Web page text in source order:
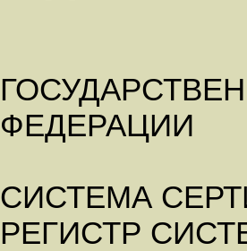
ФЕДЕРАЦИИ
СИСТЕМА
РЕГИСТР